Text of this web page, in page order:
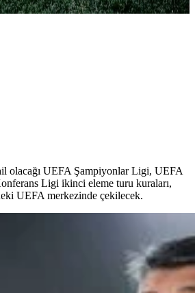
olacağı UEFA Şampiyonlar Ligi, UEFA
Ligi ikinci eleme turu kuraları,
UEFA merkezinde çekilecek.